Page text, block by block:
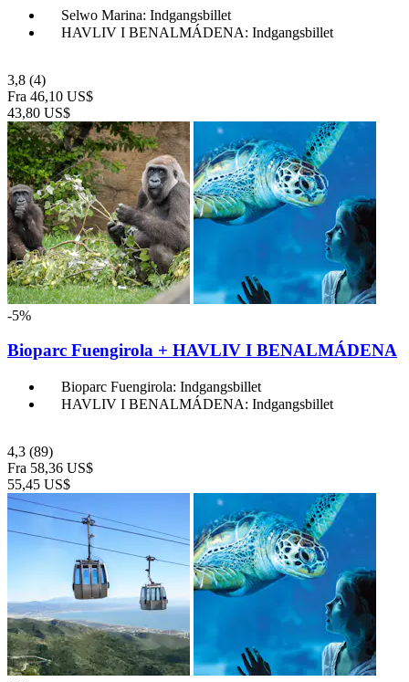
Selwo Marina: Indgangsbillet
HAVLIV I BENALMÁDENA: Indgangsbillet
3,8 (4)
Fra 46,10 US$
43,80 US$
-5%
Bioparc Fuengirola + HAVLIV I BENALMÁDENA
Bioparc Fuengirola: Indgangsbillet
HAVLIV I BENALMÁDENA: Indgangsbillet
4,3 (89)
Fra 58,36 US$
55,45 US$